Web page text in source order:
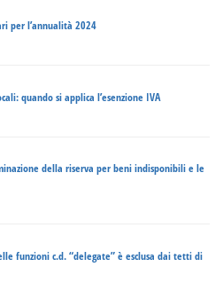
per l’annualità 2024
quando si applica l’esenzione IVA
della riserva per beni indisponibili e le
funzioni c.d. “delegate” è esclusa dai tetti di